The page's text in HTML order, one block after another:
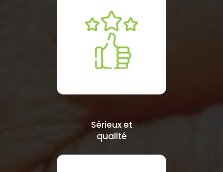
Sérieux et
qualité